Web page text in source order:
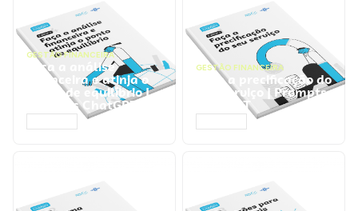
GESTÃO FINANCEIRA
Faça a análise
financeira e atinja o
ponto de equilíbrio |
Prompts ChatGPT
GESTÃO FINANCEIRA
Faça a precificação do
seu serviço | Prompts
ChatGPT